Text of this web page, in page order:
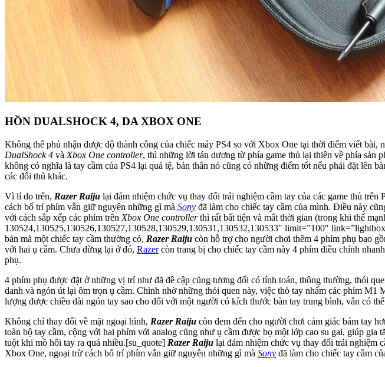
HỒN DUALSHOCK 4, DA XBOX ONE
Không thể phủ nhận được độ thành công của chiếc máy PS4 so với Xbox One tại thời điểm viết bài,
DualShock 4 và Xbox One controller, thì những lời tán dương từ phía game thủ lại thiên về phía sản
không có nghĩa là tay cầm của PS4 lại quá tệ, bản thân nó cũng có những điểm tốt nếu phải đặt lên
các đối thủ khác.
Vì lí do trên, Razer Raiju lại đảm nhiệm chức vụ thay đổi trải nghiệm cầm tay của các game thủ
cách bố trí phím vẫn giữ nguyên những gì mà Sony đã làm cho chiếc tay cầm của mình. Điều này
với cách sắp xếp các phím trên Xbox One controllerthì rất bất tiện và mất thời gian (trong khi thế
130524,130525,130526,130527,130528,130529,130531,130532,130533″ limit=”100″
bản mà một chiếc tay cầm thường có, Razer Raiju còn hỗ trợ cho người chơi thêm 4 phím phụ bao
với hai ụ cầm. Chưa dừng lại ở đó, Razercòn trang bị cho chiếc tay cầm này 4 phím điều chỉnh
phụ.
4 phím phụ được đặt ở những vị trí như đã đề cập cũng tương đối có tính toán, thông thường, thói
danh và ngón út lại ôm trọn ụ cầm. Chình nhờ những thói quen này, việc thò tay nhấm các phím
lượng được chiều dài ngón tay sao cho đối với một người có kích thước bàn tay trung bình, vẫn có
Không chỉ thay đổi về mặt ngoại hình, Razer Raiju còn đem đến cho người chơi cảm giác bám tay
toàn bộ tay cầm, cộng với hai phím với analog cũng như ụ cầm được bọ một lớp cao su gai, giúp
tuột khi mồ hôi tay ra quá nhiều.[su_quote] Razer Raiju lại đảm nhiệm chức vụ thay đổi trải nghiệm
Xbox One, ngoại trừ cách bố trí phím vẫn giữ nguyên những gì mà Sony đã làm cho chiếc tay cầm